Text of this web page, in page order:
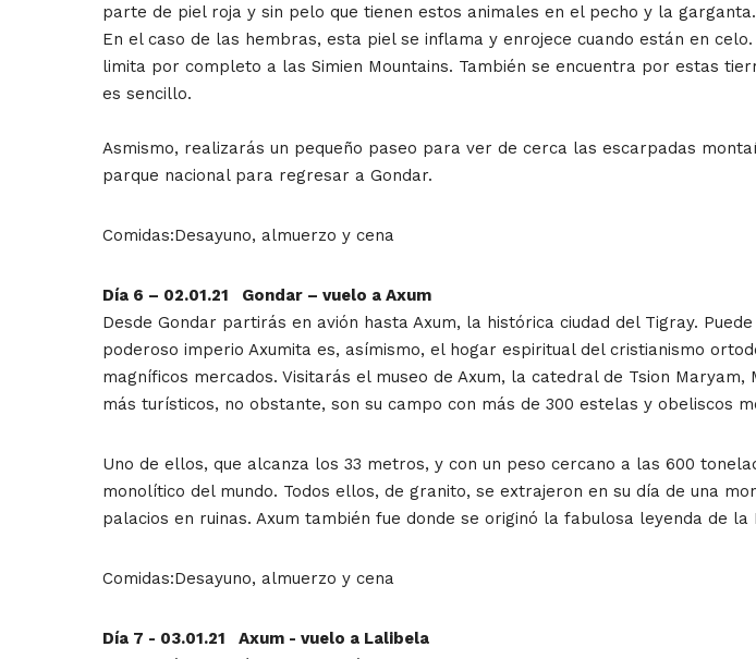
parte de piel roja y sin pelo que tienen estos animales en el pecho y la garganta.
En el caso de las hembras, esta piel se inflama y enrojece cuando están en
limita por completo a las Simien Mountains. También se encuentra por estas
es sencillo.
Asmismo, realizarás un pequeño paseo para ver de cerca las escarpadas
parque nacional para regresar a Gondar.
Comidas:Desayuno, almuerzo y cena
Día 6 – 02.01.21 Gondar – vuelo a Axum
Desde Gondar partirás en avión hasta Axum, la histórica ciudad del Tigray.
poderoso imperio Axumita es, asímismo, el hogar espiritual del cristianismo
magníficos mercados. Visitarás el museo de Axum, la catedral de Tsion
más turísticos, no obstante, son su campo con más de 300 estelas y obeliscos
Uno de ellos, que alcanza los 33 metros, y con un peso cercano a las 600
monolítico del mundo. Todos ellos, de granito, se extrajeron en su día de una
palacios en ruinas. Axum también fue donde se originó la fabulosa leyenda de la
Comidas:Desayuno, almuerzo y cena
Día 7 - 03.01.21 Axum - vuelo a Lalibela